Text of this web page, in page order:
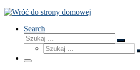
Search
Szukaj
Szukaj
Szukaj
Menu